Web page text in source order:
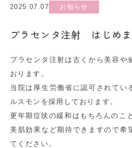
2025.07.07 お知らせ
プラセンタ注射 はじめ
プラセンタ注射は古くから美容や
おります。
当院は厚生労働省に認可されて
ルスモンを採用しております。
更年期症状の緩和はもちろんのこ
美肌効果など期待できますので希
てください。